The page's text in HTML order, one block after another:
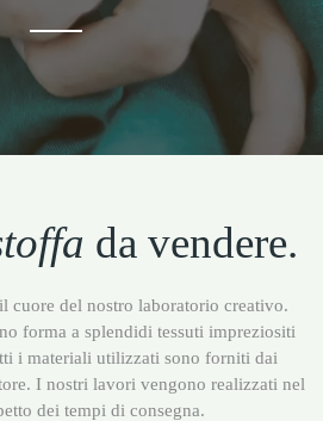
da vendere.
cuore del nostro laboratorio creativo.
forma a splendidi tessuti impreziositi
i materiali utilizzati sono forniti dai
I nostri lavori vengono realizzati nel
dei tempi di consegna.